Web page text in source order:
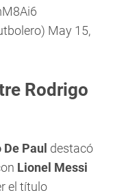
May 15,
Rodrigo
Paul destacó
Lionel Messi
el título